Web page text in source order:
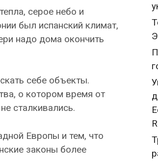
серое небо и
был испанский климат,
надо дома окончить
себе объекты.
о котором время от
сталкивались.
Европы и тем, что
законы более